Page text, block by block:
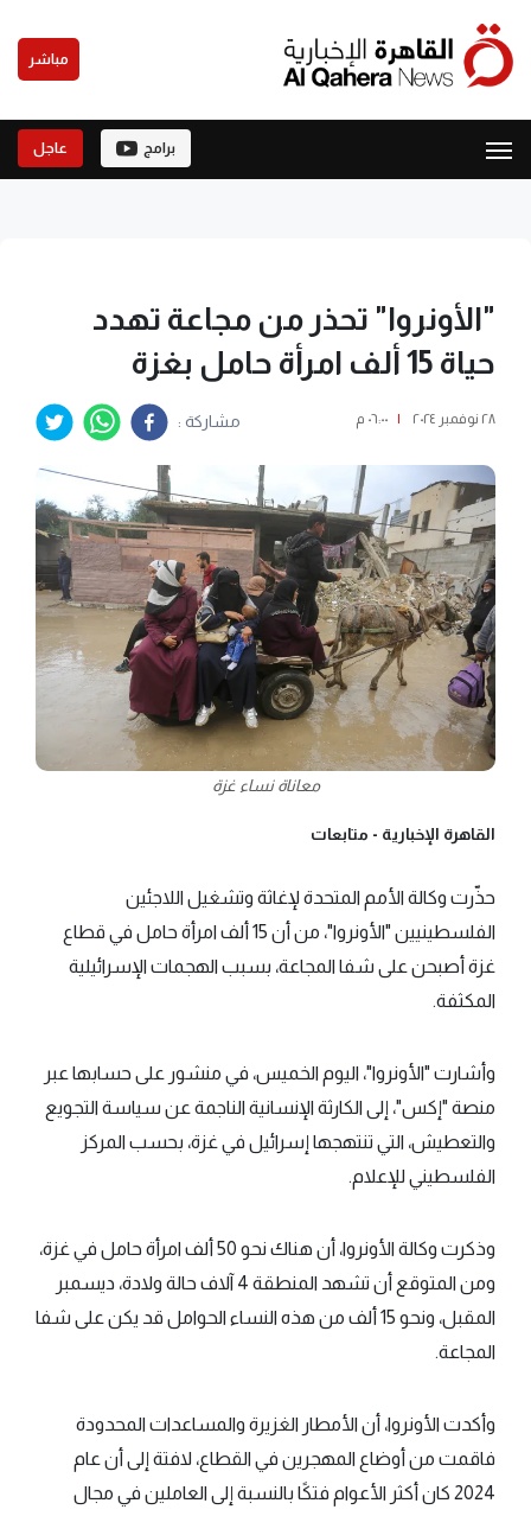
مباشر
برامج عاجل
"الأونروا" تحذر من مجاعة تهدد
حياة 15 ألف امرأة حامل بغزة
٢٨ نوفمبر ٢٠٢٤ | ٠٦:٠٠ م مشاركة :
معاناة نساء غزة
القاهرة الإخبارية - متابعات
حذّرت وكالة الأمم المتحدة لإغاثة وتشغيل اللاجئين
الفلسطينيين "الأونروا"، من أن 15 ألف امرأة حامل في قطاع
غزة أصبحن على شفا المجاعة، بسبب الهجمات الإسرائيلية
المكثفة.
وأشارت "الأونروا"، اليوم الخميس، في منشور على حسابها عبر
منصة "إكس"، إلى الكارثة الإنسانية الناجمة عن سياسة التجويع
والتعطيش، التي تنتهجها إسرائيل في غزة، بحسب المركز
الفلسطيني للإعلام.
وذكرت وكالة الأونروا، أن هناك نحو 50 ألف امرأة حامل في غزة،
ومن المتوقع أن تشهد المنطقة 4 آلاف حالة ولادة، ديسمبر
المقبل، ونحو 15 ألف من هذه النساء الحوامل قد يكن على شفا
المجاعة.
وأكدت الأونروا، أن الأمطار الغزيرة والمساعدات المحدودة
فاقمت من أوضاع المهجرين في القطاع، لافتة إلى أن عام
2024 كان أكثر الأعوام فتكًا بالنسبة إلى العاملين في مجال